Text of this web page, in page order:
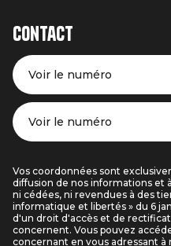
Contact
Voir le numéro
Voir le numéro
Vos coordonnées sont
diffusion de nos informations et
ni cédées, ni revendues à des
informatique et libertés » du 6
d'un droit d'accès et de
concernent. Vous pouvez
concernant en vous adressant